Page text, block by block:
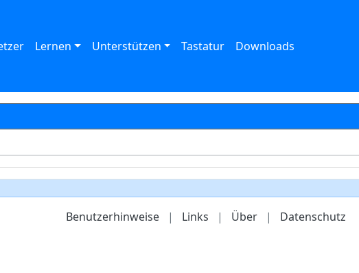
Lernen Unterstützen Tastatur Downloads
Benutzerhinweise | Links | Über | Datenschutz